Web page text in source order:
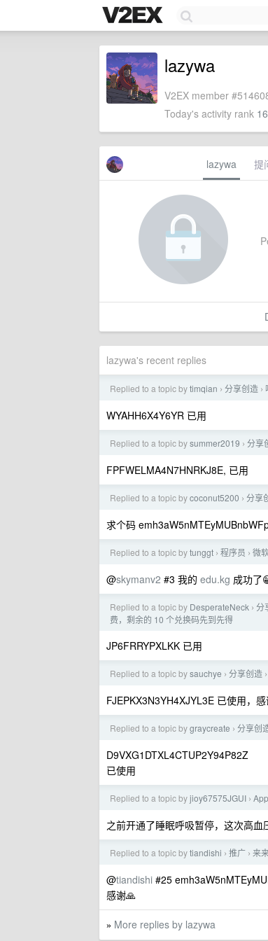
lazywa
V2EX member
Today's activity rank
lazywa 提
lazywa's recent replies
Replied to a topic bytimqian › 分享创造 ›
WYAHH6X4Y6YR 已用
Replied to a topic bysummer2019 › 分享
FPFWELMA4N7HNRKJ8E, 已用
Replied to a topic bycoconut5200 › 分享
求个码
Replied to a topic bytunggt › 程序员 › 微
@skymanv2 #3 我的 edu.kg 成功了
Replied to a topic by DesperateNeck › 分
费，剩余的 10 个兑换码先到先得
JP6FRRYPXLKK 已用
Replied to a topic bysauchye › 分享创造 ›
FJEPKX3N3YH4XJYL3E 已使用，
Replied to a topic bygraycreate › 分享创
D9VXG1DTXL4CTUP2Y94P82Z
已使用
Replied to a topic byjioy67575JGUI ›
之前开通了睡眠呼吸暂停，这次高血
Replied to a topic bytiandishi › 推广 › 来
@tiandishi #25
感谢🙏
» More replies by lazywa